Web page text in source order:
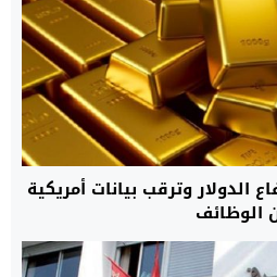
الدولار وترقب بيانات أمريكية
الوظائف